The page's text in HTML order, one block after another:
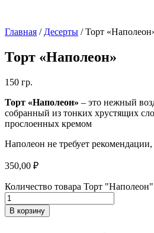
Главная / Десерты / Торт
Торт «Наполеон»
150 гр.
Торт «Наполеон» – это нежный
собранный из тонких хрустящих
прослоенных кремом
Наполеон не требует
350,00 ₽
Количество товара Торт "Наполеон"
В корзину